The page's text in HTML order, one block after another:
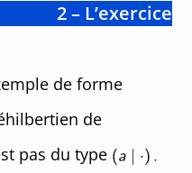
2 – L’exercice
de forme
de
pas du type